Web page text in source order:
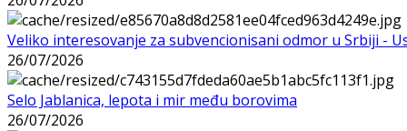
Veliko interesovanje za subvencionisani odmor u Srbiji -
26/07/2026
Selo Jablanica, lepota i mir među borovima
26/07/2026